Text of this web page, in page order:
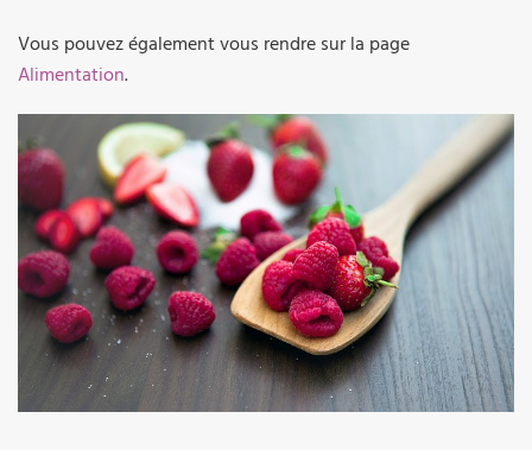
Vous pouvez également vous rendre sur la page
Alimentation.